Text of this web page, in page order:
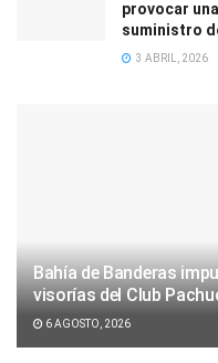
provocar
suministro
3 ABRIL, 2026
Bahía de Banderas
visorías del Club
6 AGOSTO, 2026